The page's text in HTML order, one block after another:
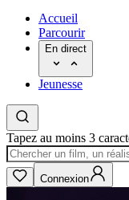
Accueil
Parcourir
En direct
Jeunesse
Tapez au moins 3
Connexion